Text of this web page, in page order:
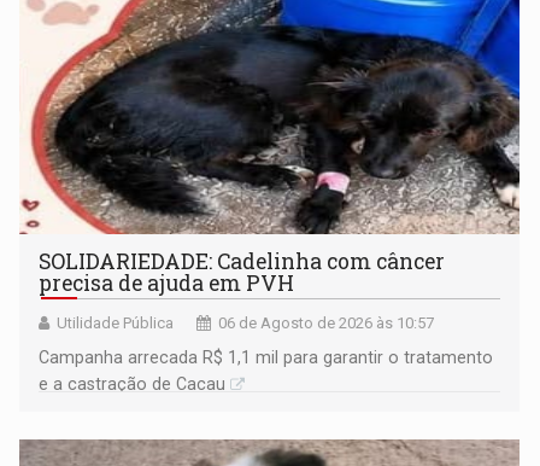
SOLIDARIEDADE: Cadelinha com câncer
precisa de ajuda em PVH
Utilidade Pública 06 de Agosto de 2026 às 10:57
Campanha arrecada R$ 1,1 mil para garantir o tratamento
e a castração de Cacau